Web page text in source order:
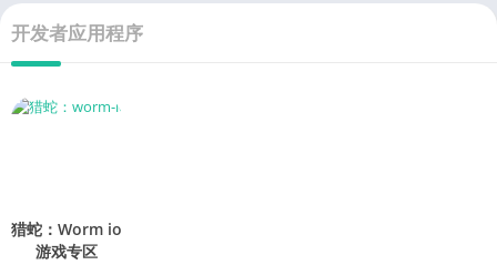
开发者应用程序
猎蛇：Worm io
游戏专区